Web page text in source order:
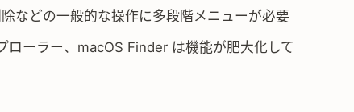
などの一般的な操作に多段階メニューが必要
ローラー、macOS Finder は機能が肥大化して